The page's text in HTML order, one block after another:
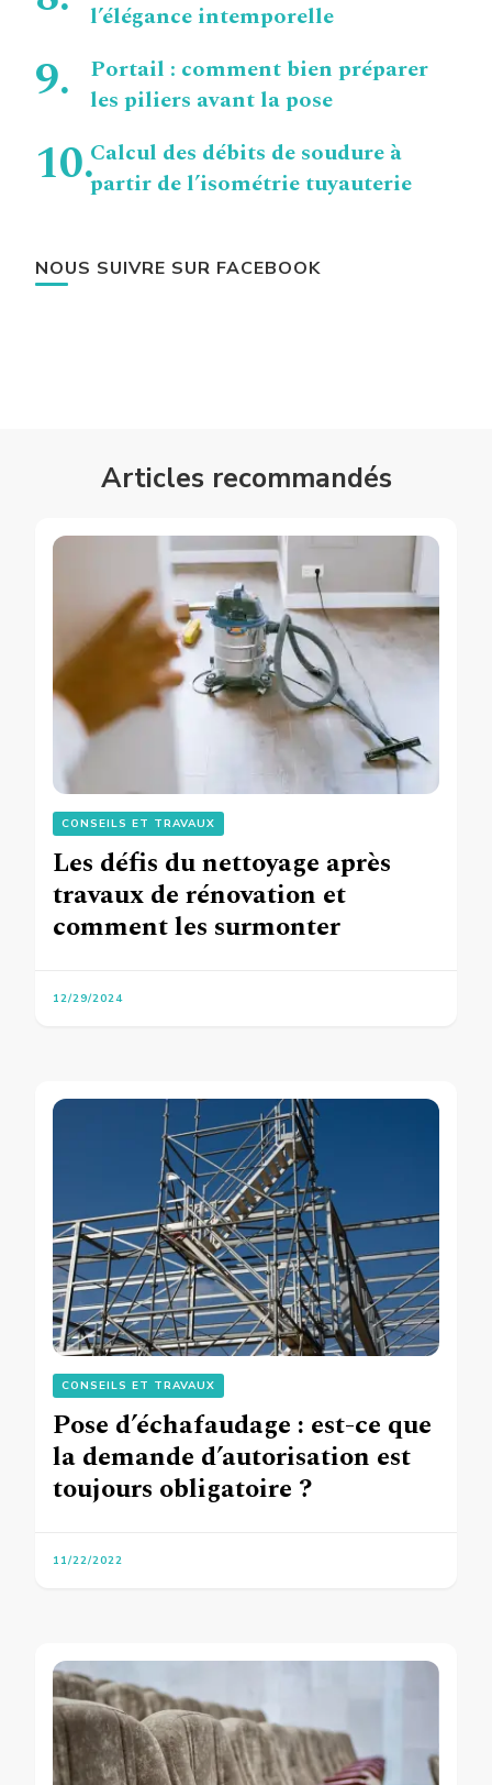
l’élégance intemporelle
Portail : comment bien préparer
les piliers avant la pose
Calcul des débits de soudure à
partir de l’isométrie tuyauterie
NOUS SUIVRE SUR FACEBOOK
Articles recommandés
CONSEILS ET TRAVAUX
Les défis du nettoyage après
travaux de rénovation et
comment les surmonter
12/29/2024
CONSEILS ET TRAVAUX
Pose d’échafaudage : est-ce que
la demande d’autorisation est
toujours obligatoire ?
11/22/2022